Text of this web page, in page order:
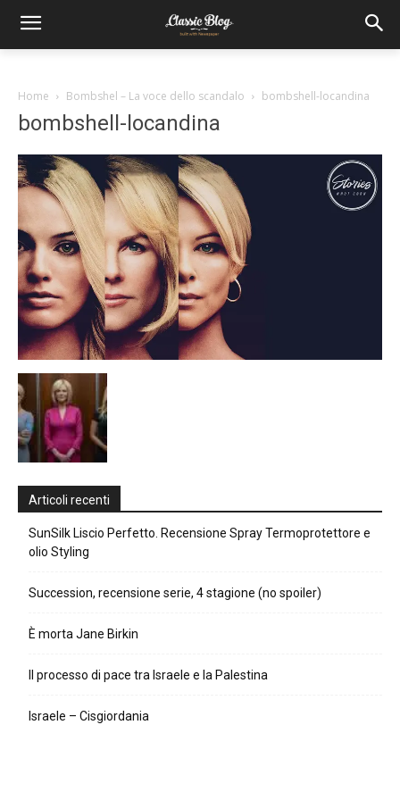
Home Bombshel – La voce dello scandalo bombshell-locandina
bombshell-locandina
Articoli recenti
SunSilk Liscio Perfetto. Recensione Spray Termoprotettore e
olio Styling
Succession, recensione serie, 4 stagione (no spoiler)
È morta Jane Birkin
Il processo di pace tra Israele e la Palestina
Israele – Cisgiordania